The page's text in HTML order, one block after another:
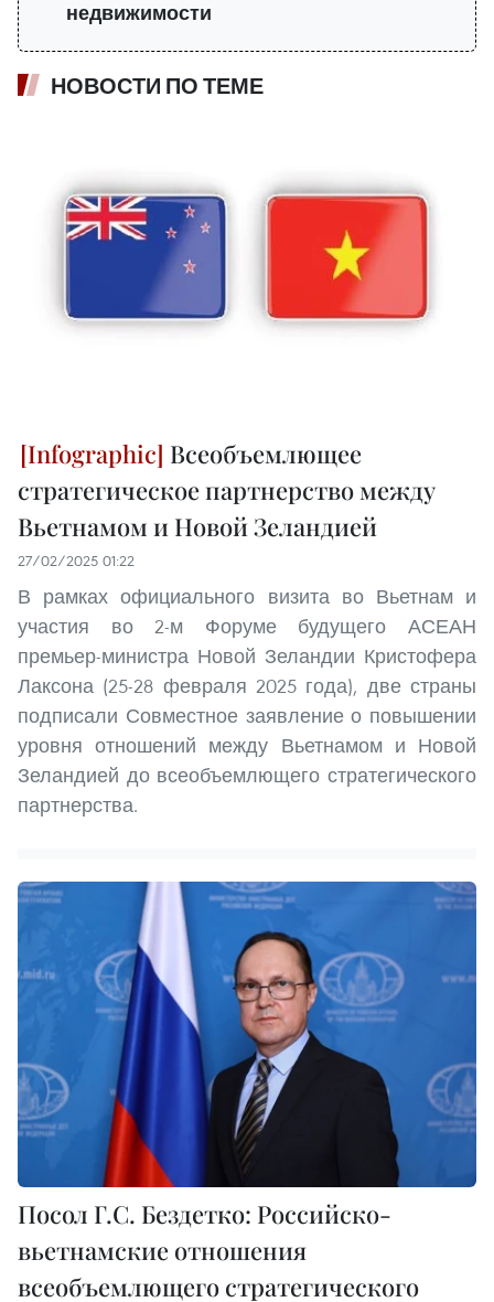
недвижимости
НОВОСТИ ПО ТЕМЕ
Всеобъемлющее
стратегическое партнерство между
Вьетнамом и Новой Зеландией
27/02/2025 01:22
В рамках официального визита во Вьетнам и
участия во 2-м Форуме будущего АСЕАН
премьер-министра Новой Зеландии Кристофера
Лаксона (25-28 февраля 2025 года), две страны
подписали Совместное заявление о повышении
уровня отношений между Вьетнамом и Новой
Зеландией до всеобъемлющего стратегического
партнерства.
Посол Г.С. Бездетко: Российско-
вьетнамские отношения
всеобъемлющего стратегического